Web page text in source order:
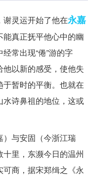
灵运开始了他在永嘉
真正抚平他心中的幽
常出现“倦”游的字
以新的感受，使他失
暂时的平衡。也就在
诗鼻祖的地位，这或
与安固（今浙江瑞
里，东濒今日的温州
商，据宋郑缉之《永